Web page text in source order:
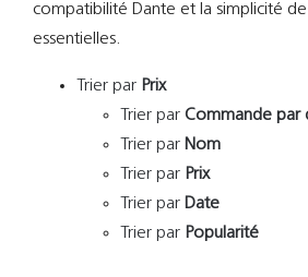
compatibilité Dante et la simplicité
essentielles.
Trier par Prix
Trier par Commande par
Trier par Nom
Trier par Prix
Trier par Date
Trier par Popularité